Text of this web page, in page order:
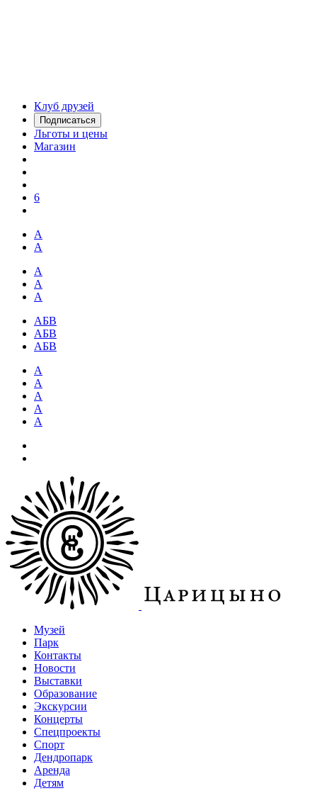
Клуб друзей
Подписаться
Льготы и цены
Магазин
6
А
А
А
А
А
АБВ
АБВ
АБВ
А
А
А
А
А
Музей
Парк
Контакты
Новости
Выставки
Образование
Экскурсии
Концерты
Спецпроекты
Спорт
Дендропарк
Аренда
Детям